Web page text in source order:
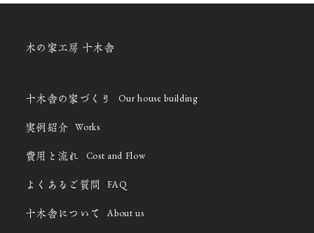
木の家工房 十木舎
十木舎の家づくり Our house building
実例紹介 Works
費用と流れ Cost and Flow
よくあるご質問 FAQ
十木舎について About us